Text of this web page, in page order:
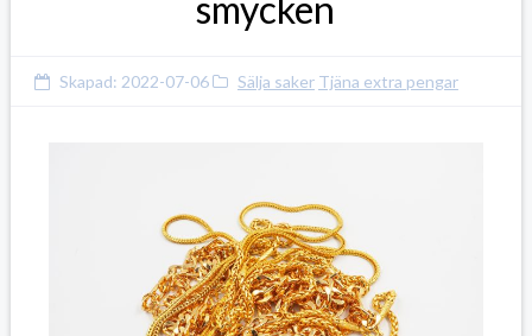
Skapad: 2022-07-06 Sälja saker Tjäna extra pengar